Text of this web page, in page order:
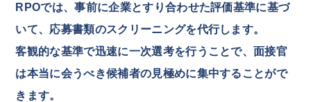
RPOでは、事前に企業とすり合わせた評価基準に基づ
いて、応募書類のスクリーニングを代行します。
客観的な基準で迅速に一次選考を行うことで、面接官
は本当に会うべき候補者の見極めに集中することがで
きます。